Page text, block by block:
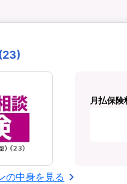
月払保険
の中身を見る